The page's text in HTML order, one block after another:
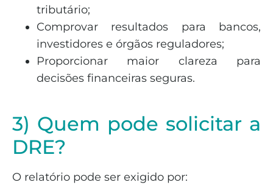
tributário;
Comprovar resultados para bancos,
investidores e órgãos reguladores;
Proporcionar maior clareza para
decisões financeiras seguras.
3) Quem pode solicitar a
DRE?
O relatório pode ser exigido por: